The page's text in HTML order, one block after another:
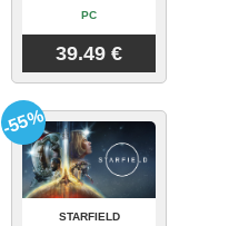
PC
39.49 €
STARFIELD
-55%